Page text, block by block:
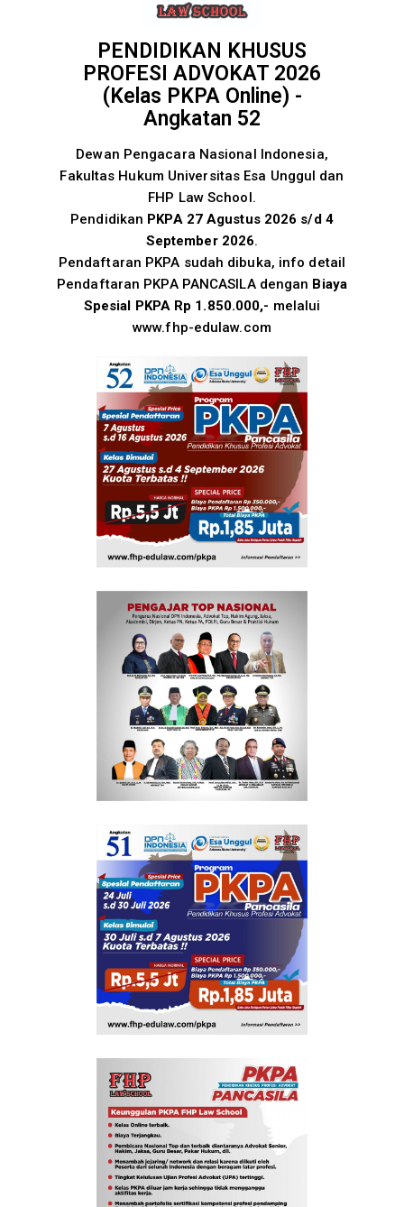
PENDIDIKAN KHUSUS
PROFESI ADVOKAT 2026
(Kelas PKPA Online) -
Angkatan 52
Dewan Pengacara Nasional Indonesia,
Fakultas Hukum Universitas Esa Unggul dan
FHP Law School.
Pendidikan PKPA 27 Agustus 2026 s/d 4
September 2026.
Pendaftaran PKPA sudah dibuka, info detail
Pendaftaran PKPA PANCASILA dengan Biaya
Spesial PKPA Rp 1.850.000,- melalui
www.fhp-edulaw.com